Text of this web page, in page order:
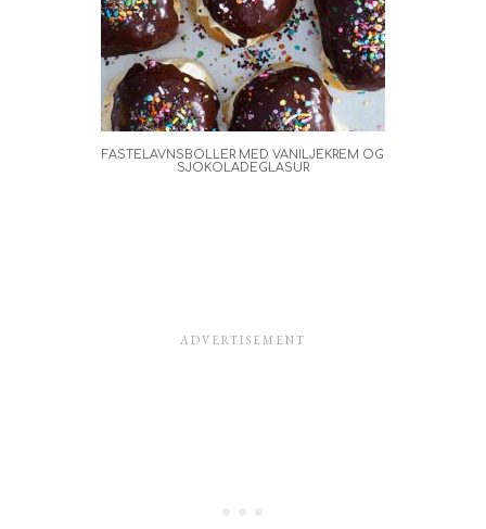
FASTELAVNSBOLLER MED VANILJEKREM OG
SJOKOLADEGLASUR